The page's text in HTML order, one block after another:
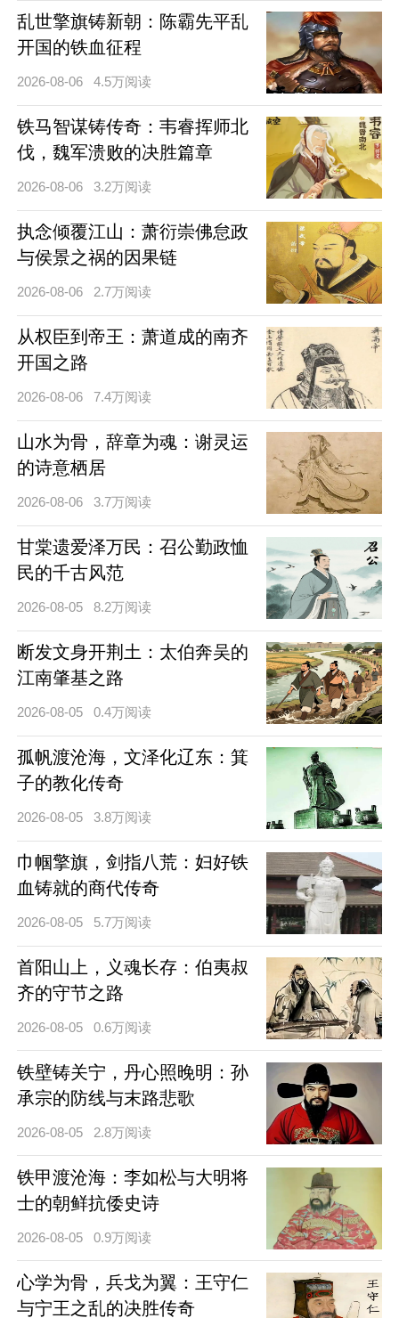
乱世擎旗铸新朝：陈霸先平乱
开国的铁血征程
2026-08-06 4.5万阅读
铁马智谋铸传奇：韦睿挥师北
伐，魏军溃败的决胜篇章
2026-08-06 3.2万阅读
执念倾覆江山：萧衍崇佛怠政
与侯景之祸的因果链
2026-08-06 2.7万阅读
从权臣到帝王：萧道成的南齐
开国之路
2026-08-06 7.4万阅读
山水为骨，辞章为魂：谢灵运
的诗意栖居
2026-08-06 3.7万阅读
甘棠遗爱泽万民：召公勤政恤
民的千古风范
2026-08-05 8.2万阅读
断发文身开荆土：太伯奔吴的
江南肇基之路
2026-08-05 0.4万阅读
孤帆渡沧海，文泽化辽东：箕
子的教化传奇
2026-08-05 3.8万阅读
巾帼擎旗，剑指八荒：妇好铁
血铸就的商代传奇
2026-08-05 5.7万阅读
首阳山上，义魂长存：伯夷叔
齐的守节之路
2026-08-05 0.6万阅读
铁壁铸关宁，丹心照晚明：孙
承宗的防线与末路悲歌
2026-08-05 2.8万阅读
铁甲渡沧海：李如松与大明将
士的朝鲜抗倭史诗
2026-08-05 0.9万阅读
心学为骨，兵戈为翼：王守仁
与宁王之乱的决胜传奇